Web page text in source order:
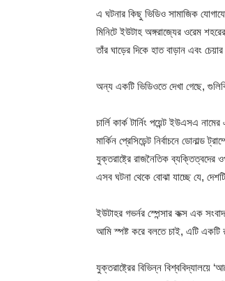
এ ঘটনার কিছু ভিডিও সামাজিক
মিনিটে ইউটাহ অঙ্গরাজ্যের ওরেম
তাঁর ঘাড়ের দিকে হাত বাড়ান এবং
অন্য একটি ভিডিওতে দেখা গেছে,
চার্লি কার্ক টার্নিং পয়েন্ট ইউএসএ
মার্কিন প্রেসিডেন্ট নির্বাচনে
যুক্তরাষ্ট্রে রাজনৈতিক
এসব ঘটনা থেকে বোঝা যাচ্ছে যে,
ইউটাহর গভর্নর স্পেন্সার কক্স এক
আমি স্পষ্ট করে বলতে চাই, এটি একটি
যুক্তরাষ্ট্রের বিভিন্ন বিশ্ববিদ্যালয়ে